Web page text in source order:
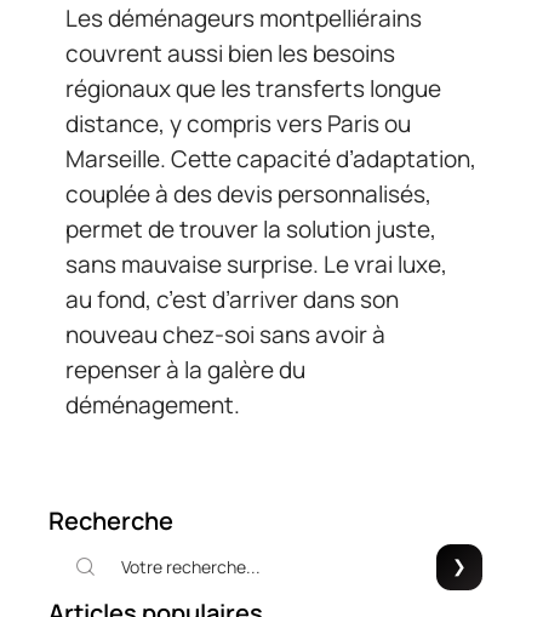
Les déménageurs montpelliérains
couvrent aussi bien les besoins
régionaux que les transferts longue
distance, y compris vers Paris ou
Marseille. Cette capacité d’adaptation,
couplée à des devis personnalisés,
permet de trouver la solution juste,
sans mauvaise surprise. Le vrai luxe,
au fond, c’est d’arriver dans son
nouveau chez-soi sans avoir à
repenser à la galère du
déménagement.
Recherche